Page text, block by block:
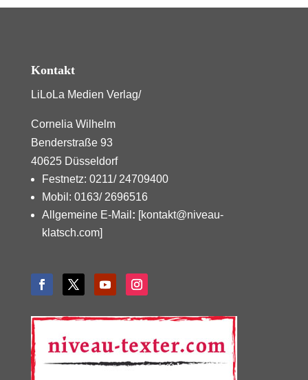
Kontakt
LiLoLa Medien Verlag/
Cornelia Wilhelm
Benderstraße 93
40625 Düsseldorf
Festnetz: 0211/ 24709400
Mobil: 0163/ 2696516
Allgemeine E-Mail : [kontakt@niveau-
klatsch.com]